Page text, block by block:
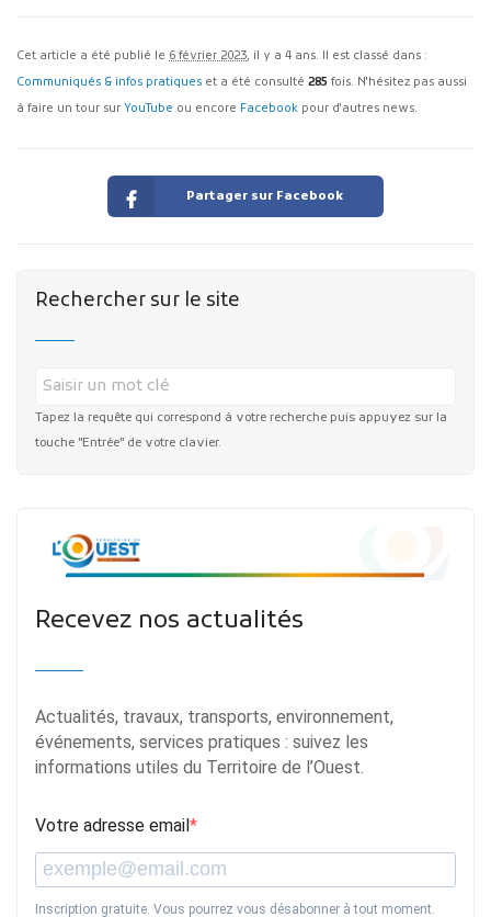
Cet article a été publié le 6 février 2023, il y a 4 ans. Il est classé dans :
Communiqués & infos pratiques et a été consulté 285 fois. N'hésitez pas aussi
à faire un tour sur YouTube ou encore Facebook pour d'autres news.
Partager sur Facebook
Rechercher sur le site
Tapez la requête qui correspond à votre recherche puis appuyez sur la
touche "Entrée" de votre clavier.
Recevez nos actualités
Actualités, travaux, transports, environnement,
événements, services pratiques : suivez les
informations utiles du Territoire de l’Ouest.
Votre adresse email
Inscription gratuite. Vous pourrez vous désabonner à tout moment.